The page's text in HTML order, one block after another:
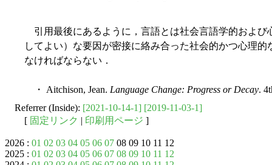
引用最後にあるように，言語とは社会言語学的および
してよい）な要因が密接に絡み合った社会的かつ心理
なければならない．
・ Aitchison, Jean. Language Change: Progress or Decay.
Referrer (Inside): [2021-10-14-1] [2019-11-03-1]
[ 固定リンク | 印刷用ページ ]
2026 : 01 02 03 04 05 06 07 08 09 10 11 12
2025 : 01 02 03 04 05 06 07 08 09 10 11 12